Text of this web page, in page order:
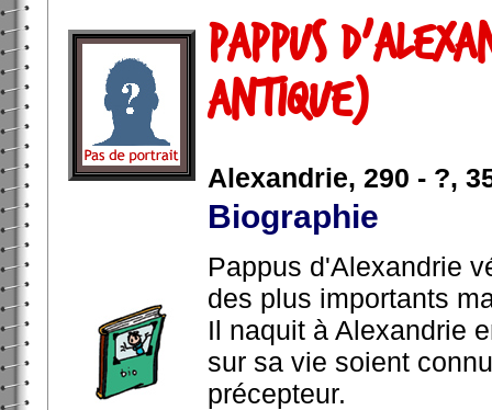
Pappus
antique)
Alexandrie, 290 - ?,
Biographie
Pappus d'Alexandrie
des plus importants
Il naquit à Alexandrie
sur sa vie soient
précepteur.